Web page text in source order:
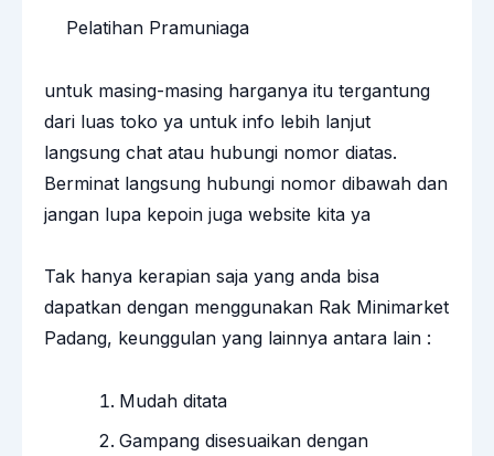
Pelatihan Pramuniaga
untuk masing-masing harganya itu tergantung
dari luas toko ya untuk info lebih lanjut
langsung chat atau hubungi nomor diatas.
Berminat langsung hubungi nomor dibawah dan
jangan lupa kepoin juga website kita ya
Tak hanya kerapian saja yang anda bisa
dapatkan dengan menggunakan Rak Minimarket
Padang, keunggulan yang lainnya antara lain :
Mudah ditata
Gampang disesuaikan dengan